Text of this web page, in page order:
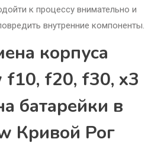
к процессу внимательно и
внутренние компоненты.
корпуса
f20, f30, x3
батарейки в
Кривой Рог